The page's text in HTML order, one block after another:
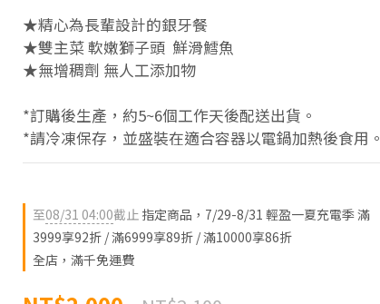
★精心為長輩設計的銀牙餐
★雙主菜 軟嫩獅子頭  鮮滑鱈魚
★無增稠劑 無人工添加物
*訂購後生產，約5~6個工作天後配送出貨。
*請冷凍保存，並盛裝在適合容器以電鍋加熱後食用。
至08/31 04:00截止指定商品，7/29-8/31 輕盈一夏充電季 滿
3999享92折 / 滿6999享89折 / 滿10000享86折
全店，滿千免運費